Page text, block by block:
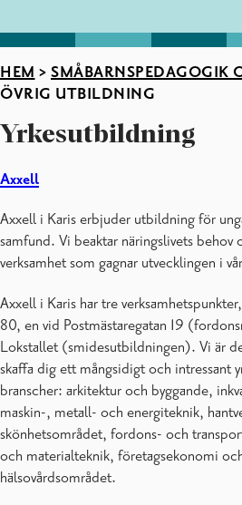
HEM > SMÅBARNSPEDAGOGIK
ÖVRIG UTBILDNING
Yrkesutbildning
Axxell
Axxell i Karis erbjuder utbildning för
samfund. Vi beaktar näringslivets behov
verksamhet som gagnar utvecklingen i
Axxell i Karis har tre
80, en vid Postmästaregatan 19
Lokstallet (smidesutbildningen). Vi är
skaffa dig ett mångsidigt och intressant
branscher: arkitektur och byggande,
maskin-, metall- och energiteknik,
skönhetsområdet, fordons- och
och materialteknik, företagsekonomi
hälsovårdsområdet.